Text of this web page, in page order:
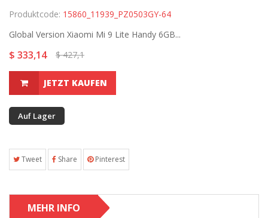
Produktcode: 15860_11939_PZ0503GY-64
Global Version Xiaomi Mi 9 Lite Handy 6GB...
$ 333,14 $ 427,1
JETZT KAUFEN
Auf Lager
Tweet Share Pinterest
MEHR INFO